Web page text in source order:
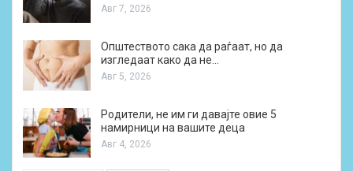
Авг 7, 2026
Општеството сака да раѓаат, но да
изгледаат како да не…
Авг 5, 2026
Родители, не им ги давајте овие 5
намирници на вашите деца
Авг 4, 2026